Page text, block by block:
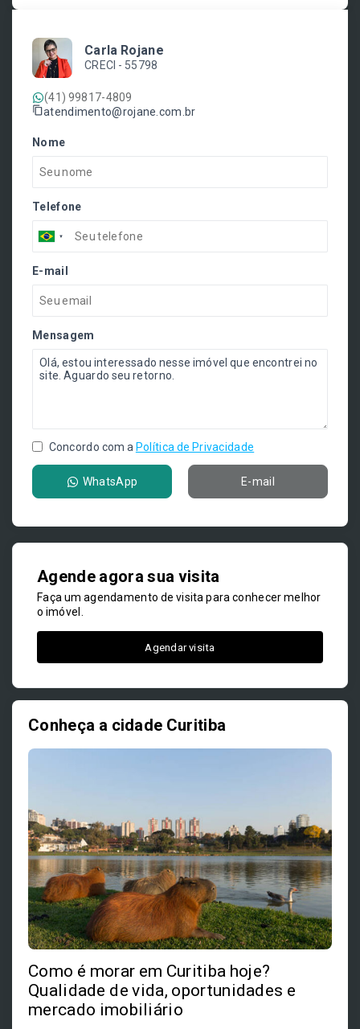
Carla Rojane
CRECI - 55798
(41) 99817-4809
atendimento@rojane.com.br
Nome
Telefone
E-mail
Mensagem
Concordo com a Política de Privacidade
WhatsApp E-mail
Agende agora sua visita
Faça um agendamento de visita para conhecer melhor
o imóvel.
Agendar visita
Conheça a cidade Curitiba
Como é morar em Curitiba hoje?
Qualidade de vida, oportunidades e
mercado imobiliário